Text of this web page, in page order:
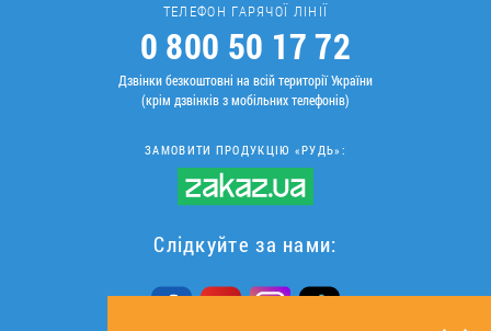
ТЕЛЕФОН ГАРЯЧОЇ ЛІНІЇ
0 800 50 17 72
Дзвінки безкоштовні на всій території України
(крім дзвінків з мобільних телефонів)
ЗАМОВИТИ ПРОДУКЦІЮ «РУДЬ»:
Слідкуйте за нами: